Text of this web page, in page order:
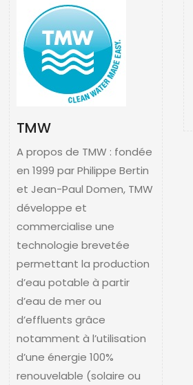
TMW
A propos de TMW : fondée
en 1999 par Philippe Bertin
et Jean-Paul Domen, TMW
développe et
commercialise une
technologie brevetée
permettant la production
d’eau potable à partir
d’eau de mer ou
d’effluents grâce
notamment à l’utilisation
d’une énergie 100%
renouvelable (solaire ou